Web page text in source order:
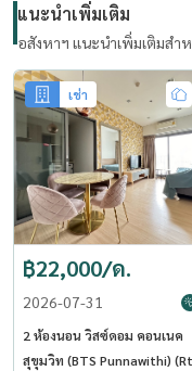
แนะนำเพิ่มเติม
อสังหาฯ แนะนำเพิ่มเติมส
เช่า
฿22,000/ด.
2026-07-31
2 ห้องนอน วิสซ์ดอม คอนเนค
สุขุมวิท (BTS Punnawithi)